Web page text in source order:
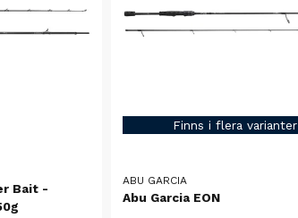
Bait -
Finns i flera varianter
ABU GARCIA
Abu Garcia EON